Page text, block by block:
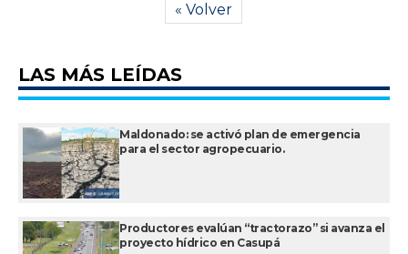
« Volver
LAS MÁS LEÍDAS
Maldonado: se activó plan de emergencia
para el sector agropecuario.
Productores evalúan “tractorazo” si avanza el
proyecto hídrico en Casupá